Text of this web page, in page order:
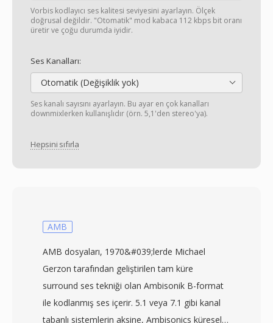
Vorbis kodlayıcı ses kalitesi seviyesini ayarlayın. Ölçek
doğrusal değildir. "Otomatik" mod kabaca 112 kbps bit oranı
üretir ve çoğu durumda iyidir.
Ses Kanalları:
Otomatik (Değişiklik yok)
Ses kanalı sayısını ayarlayın. Bu ayar en çok kanalları
downmixlerken kullanışlıdır (örn. 5,1'den stereo'ya).
Hepsini sıfırla
AMB
AMB dosyaları, 1970&#039;lerde Michael
Gerzon tarafından geliştirilen tam küre
surround ses tekniği olan Ambisonik B-format
ile kodlanmış ses içerir. 5.1 veya 7.1 gibi kanal
tabanlı sistemlerin aksine, Ambisonics küresel